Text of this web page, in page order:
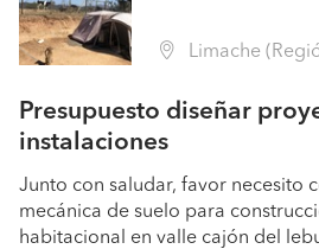
Limache (Región V
Presupuesto diseñar
instalaciones
Junto con saludar, favor necesito
mecánica de suelo para
habitacional en valle cajón del